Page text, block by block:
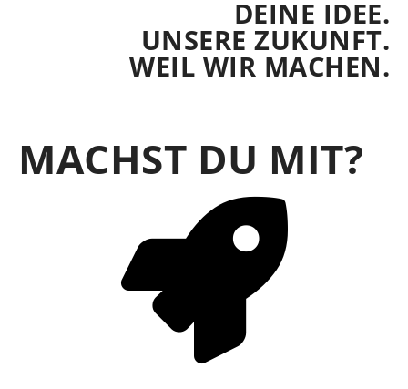
DEINE IDEE.
UNSERE ZUKUNFT.
WEIL WIR MACHEN.
MACHST DU MIT?